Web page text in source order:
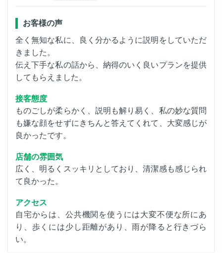
お客様の声
全く無知な私に、良く分かるように説明をしていただ
きました。
伝え下手な私の話から、納得のいく良いプランを提供
してもらえました。
接客態度
ものごしが柔らかく、説明も解り易く、私の妙な質問
も嫌な顔をせずにきちんと答えてくれて、大変感じが
良かったです。
店舗の雰囲気
広く、明るくスッキリとしており、清潔感も感じられ
て良かった。
アクセス
自宅からは、公共機関を使うには大変不便な所にあ
り、歩くには少し距離があり、雨が降ると行きづら
い。